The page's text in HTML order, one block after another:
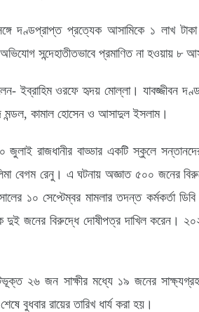
দণ্ডপ্রাপ্ত প্রত্যেক আসামিকে ১ লাখ
সন্দেহাতীতভাবে প্রমাণিত না হওয়ায় ৮
ইব্রাহিম ওরফে হৃদয় মোল্লা। যাবজ্জীবন
কামাল হোসেন ও আসাদুল ইসলাম।
রাজধানীর বাড্ডার একটি স্কুলে সন্তানদের
বেগম রেনু। এ ঘটনায় অজ্ঞাত ৫০০ জনের
১০ সেপ্টেম্বর মামলার তদন্ত কর্মকর্তা
দুই জনের বিরুদ্ধে দোষীপত্র দাখিল করেন।
২৬ জন সাক্ষীর মধ্যে ১৯ জনের
বুধবার রায়ের তারিখ ধার্য করা হয়।